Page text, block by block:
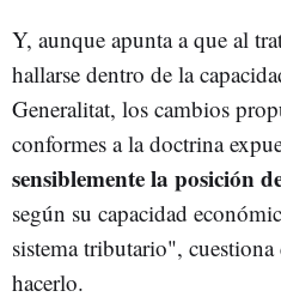
Y, aunque apunta a que al
hallarse dentro de la
Generalitat, los cambios
conformes a la doctrina
sensiblemente la posición
según su capacidad
sistema tributario",
hacerlo.